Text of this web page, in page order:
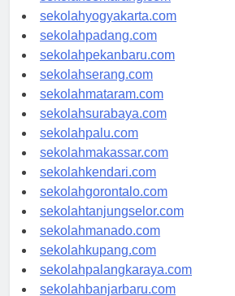
sekolahsemarang.com
sekolahyogyakarta.com
sekolahpadang.com
sekolahpekanbaru.com
sekolahserang.com
sekolahmataram.com
sekolahsurabaya.com
sekolahpalu.com
sekolahmakassar.com
sekolahkendari.com
sekolahgorontalo.com
sekolahtanjungselor.com
sekolahmanado.com
sekolahkupang.com
sekolahpalangkaraya.com